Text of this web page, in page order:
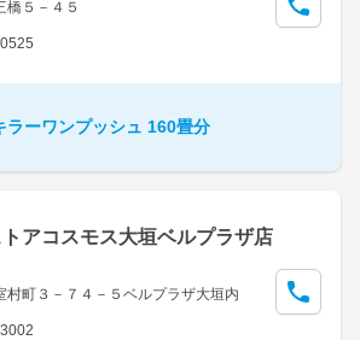
橋５－４５
ラーワンプッシュ 160畳分
トアコスモス大垣ベルプラザ店
村町３－７４－５ベルプラザ大垣内